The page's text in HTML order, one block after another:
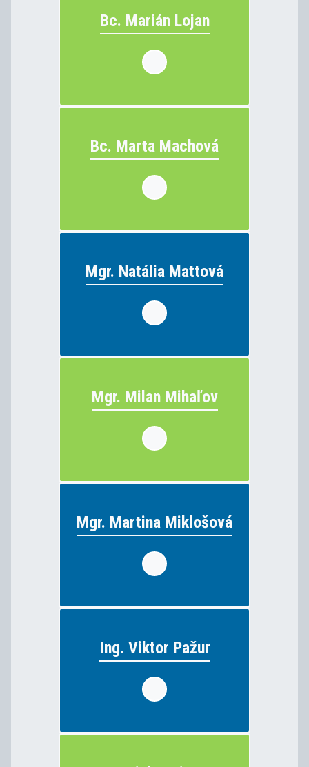
Bc. Marián Lojan
Bc. Marián Lojan
vyučuje:
strojárstvo
Bc. Marta Machová
Bc. Marta Machová
vyučuje:
chémia
Mgr. Natália Mattová
Mgr. Natália Mattová
slovenský jazyk a literatúra, ruský
Mgr. Milan Mihaľov
Mgr. Milan Mihaľov
elektrotechnika
Mgr. Martina Miklošová
Mgr. Martina Miklošová
vyučuje:
anglický jazyk
Ing. Viktor Pažur
Ing. Viktor Pažur
strojárstvo, grafik digitálnych